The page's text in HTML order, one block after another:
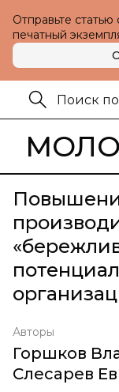
Отправьте
печатный
Авторы
Горшков
Слесарев